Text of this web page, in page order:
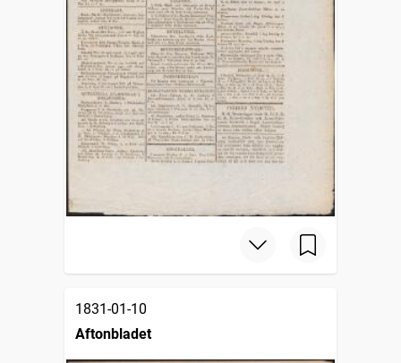
1831-01-10
Aftonbladet